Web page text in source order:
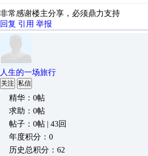
非常感谢楼主分享，必须鼎力支持
回复 引用 举报
人生的一场旅行
关注 私信
精华：0帖
求助：0帖
帖子：0帖 | 43回
年度积分：0
历史总积分：62